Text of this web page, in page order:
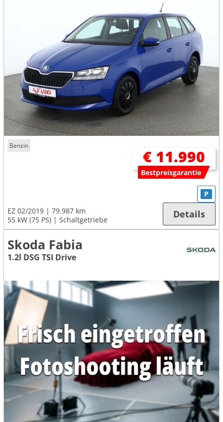
Benzin
€ 11.990
Bestpreisgarantie
EZ 02/2019
79.987 km
55 kW (75 PS)
Schaltgetriebe
P
Details
Skoda Fabia
1.2l DSG TSI Drive